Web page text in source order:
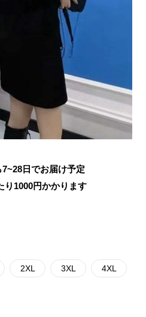
日でお届け予定
り 1000円かかります
2XL 3XL 4XL